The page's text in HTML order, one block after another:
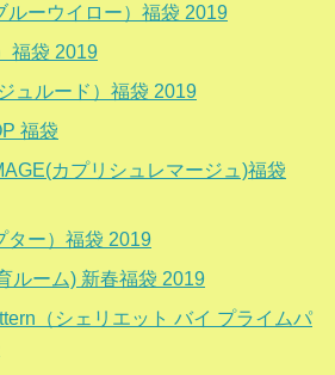
ルーウイロー）福袋 2019
福袋 2019
ュルード）福袋 2019
福袋
カプリシュレマージュ)福袋
ター）福袋 2019
ルーム) 新春福袋 2019
（シェリエット バイ プライムパ